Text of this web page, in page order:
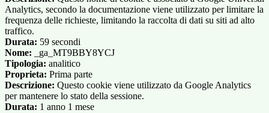
Analytics, secondo la documentazione viene utilizzato per limitare la
frequenza delle richieste, limitando la raccolta di dati su siti ad alto
traffico.
Durata: 59 secondi
Nome: _ga_MT9BBY8YCJ
Tipologia: analitico
Proprieta: Prima parte
Descrizione: Questo cookie viene utilizzato da Google Analytics
per mantenere lo stato della sessione.
Durata: 1 anno 1 mese